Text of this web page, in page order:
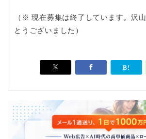
（※ 現在募集は終了しています。沢
とうございました）